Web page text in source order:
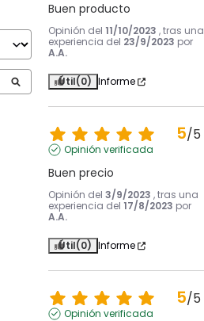
Buen producto
Opinión del 11/10/2023 , tras una
experiencia del 23/9/2023 por
A.A.
Útil(0) Informe
5/5
Opinión verificada
Buen precio
Opinión del 3/9/2023 , tras una
experiencia del 17/8/2023 por
A.A.
Útil(0) Informe
5/5
Opinión verificada